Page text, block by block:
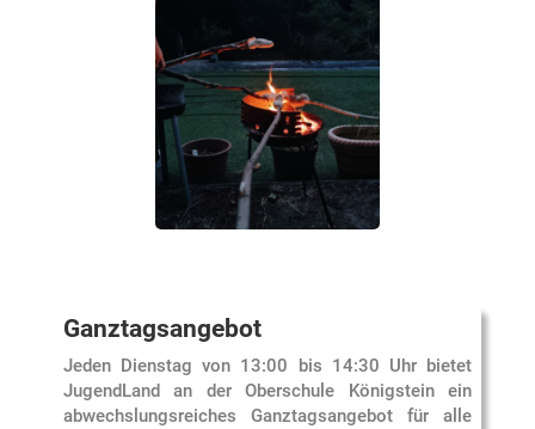
Ganztagsangebot
Jeden Dienstag von 13:00 bis 14:30 Uhr bietet
JugendLand an der Oberschule Königstein ein
abwechslungsreiches Ganztagsangebot für alle